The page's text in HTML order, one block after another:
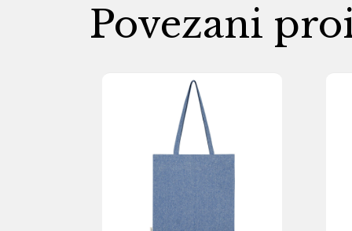
Povezani